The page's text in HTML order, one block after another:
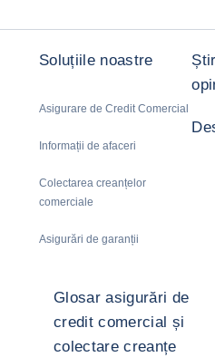
Soluțiile noastre
Asigurare de Credit Comercial
Informații de afaceri
Colectarea creanțelor
comerciale
Asigurări de garanții
Glosar asigurări de
credit comercial și
colectare creanțe